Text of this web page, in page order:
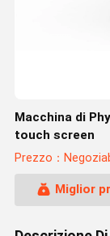
Macchina di
touch screen
Prezzo：
Miglior